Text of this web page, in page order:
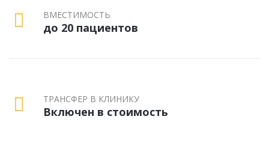
ВМЕСТИМОСТЬ
до 20 пациентов
ТРАНСФЕР В КЛИНИКУ
Включен в стоимость